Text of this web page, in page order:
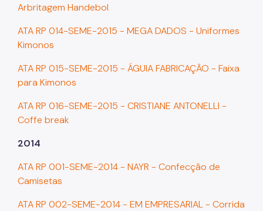
Arbritagem Handebol
ATA RP 014-SEME-2015 - MEGA DADOS - Uniformes
Kimonos
ATA RP 015-SEME-2015 - ÁGUIA FABRICAÇÃO - Faixa
para Kimonos
ATA RP 016-SEME-2015 - CRISTIANE ANTONELLI -
Coffe break
2014
ATA RP 001-SEME-2014 - NAYR - Confecção de
Camisetas
ATA RP 002-SEME-2014 - EM EMPRESARIAL - Corrida